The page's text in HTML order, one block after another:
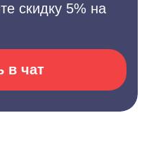
скидку 5% на
в чат